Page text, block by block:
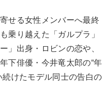
せる女性メンバーへ最終
乗り越えた「ガルプラ」
」出身・ロビンの恋や、
下俳優・今井竜太郎の“年
けたモデル同士の告白の